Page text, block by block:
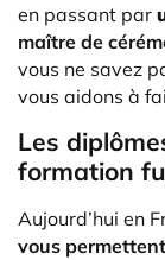
en passant par
maître de
vous ne savez
vous aidons à
Les
formation
Aujourd’hui en
vous